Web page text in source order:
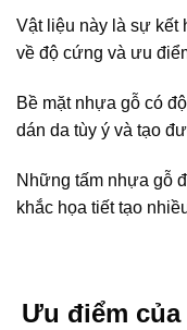
Vật liệu này là sự kết
về độ cứng và ưu
Bề mặt nhựa gỗ có
dán da tùy ý và tạo
Những tấm nhựa gỗ
khắc họa tiết tạo
Ưu điểm